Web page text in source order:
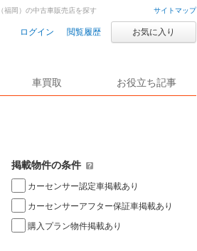
サイトマップ
ログイン 閲覧履歴 お気に入り
車買取 お役立ち記事
福岡）の中古車販売店を探す
掲載物件の条件
カーセンサー認定車掲載あり
カーセンサーアフター保証車掲載あり
購入プラン物件掲載あり